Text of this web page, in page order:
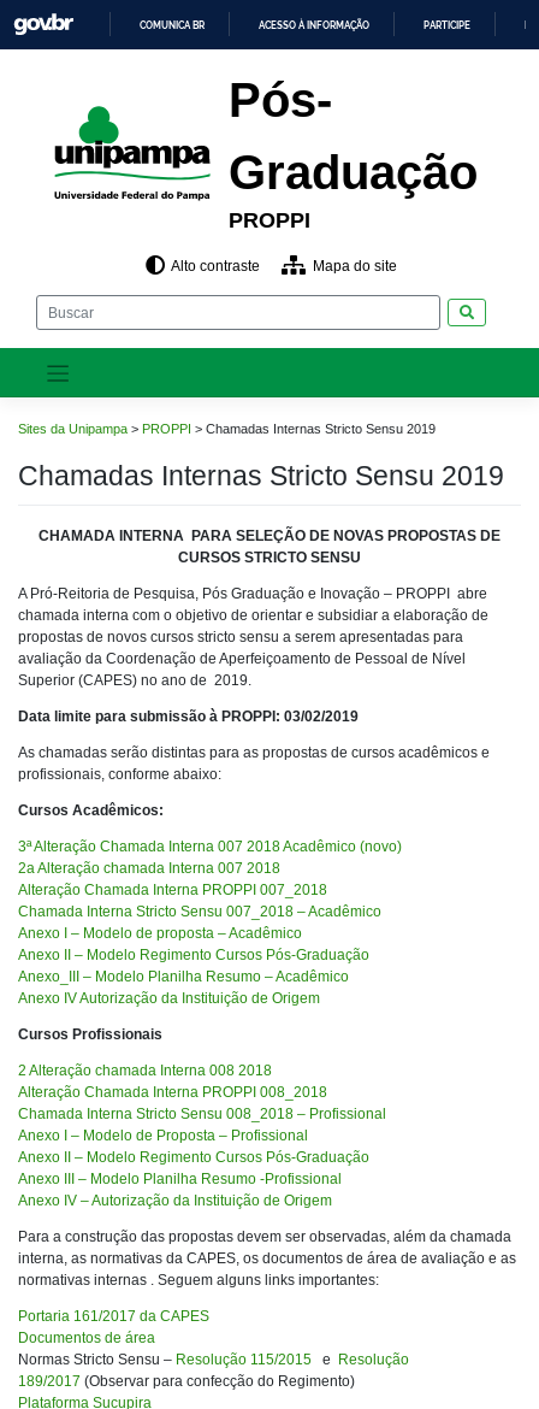
para
o
O
CONTEÚDO
COMUNICA BR ACESSO À INFORMAÇÃO PARTICIPE
Pós-
Graduação
PROPPI
Alto contraste Mapa do site
Sites da Unipampa > PROPPI > Chamadas Internas Stricto Sensu 2019
Chamadas Internas Stricto Sensu 2019
CHAMADA INTERNA PARA SELEÇÃO DE NOVAS PROPOSTAS DE
CURSOS STRICTO SENSU
A Pró-Reitoria de Pesquisa, Pós Graduação e Inovação – PROPPI abre
chamada interna com o objetivo de orientar e subsidiar a elaboração de
propostas de novos cursos stricto sensu a serem apresentadas para
avaliação da Coordenação de Aperfeiçoamento de Pessoal de Nível
Superior (CAPES) no ano de 2019.
Data limite para submissão à PROPPI: 03/02/2019
As chamadas serão distintas para as propostas de cursos acadêmicos e
profissionais, conforme abaixo:
Cursos Acadêmicos:
3ª Alteração Chamada Interna 007 2018 Acadêmico (novo)
2a Alteração chamada Interna 007 2018
Alteração Chamada Interna PROPPI 007_2018
Chamada Interna Stricto Sensu 007_2018 – Acadêmico
Anexo I – Modelo de proposta – Acadêmico
Anexo II – Modelo Regimento Cursos Pós-Graduação
Anexo_III – Modelo Planilha Resumo – Acadêmico
Anexo IV Autorização da Instituição de Origem
Cursos Profissionais
2 Alteração chamada Interna 008 2018
Alteração Chamada Interna PROPPI 008_2018
Chamada Interna Stricto Sensu 008_2018 – Profissional
Anexo I – Modelo de Proposta – Profissional
Anexo II – Modelo Regimento Cursos Pós-Graduação
Anexo III – Modelo Planilha Resumo -Profissional
Anexo IV – Autorização da Instituição de Origem
Para a construção das propostas devem ser observadas, além da chamada
interna, as normativas da CAPES, os documentos de área de avaliação e as
normativas internas . Seguem alguns links importantes:
Portaria 161/2017 da CAPES
Documentos de área
Normas Stricto Sensu – Resolução 115/2015 e
Resolução
189/2017 (Observar para confecção do Regimento)
Plataforma Sucupira